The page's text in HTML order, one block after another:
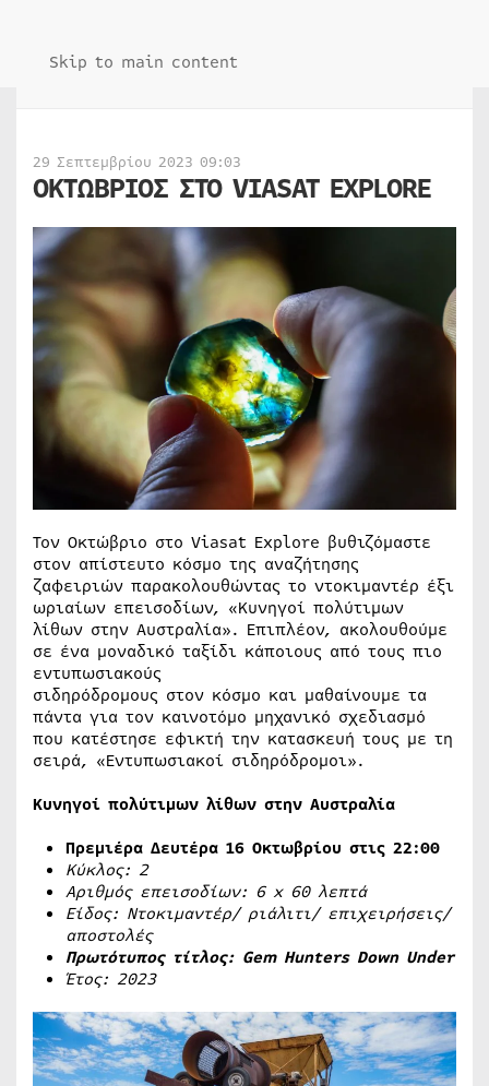
Skip to main content
29 Σεπτεμβρίου 2023 09:03
ΟΚΤΩΒΡΙΟΣ ΣΤΟ VIASAT EXPLORE
Τον Οκτώβριο στο Viasat Explore βυθιζόμαστε
στον απίστευτο κόσμο της αναζήτησης
ζαφειριών παρακολουθώντας το ντοκιμαντέρ έξι
ωριαίων επεισοδίων, «Κυνηγοί πολύτιμων
λίθων στην Αυστραλία». Επιπλέον, ακολουθούμε
σε ένα μοναδικό ταξίδι κάποιους από τους πιο
εντυπωσιακούς
σιδηρόδρομους στον κόσμο και μαθαίνουμε τα
πάντα για τον καινοτόμο μηχανικό σχεδιασμό
που κατέστησε εφικτή την κατασκευή τους με τη
σειρά, «Εντυπωσιακοί σιδηρόδρομοι».
Κυνηγοί πολύτιμων λίθων στην Αυστραλία
Πρεμιέρα Δευτέρα 16 Οκτωβρίου στις 22:00
Κύκλος: 2
Αριθμός επεισοδίων: 6 x60 λεπτά
Είδος: Ντοκιμαντέρ/ ριάλιτι/ επιχειρήσεις/
αποστολές
Πρωτότυπος τίτλος: Gem Hunters Down Under
Έτος: 2023